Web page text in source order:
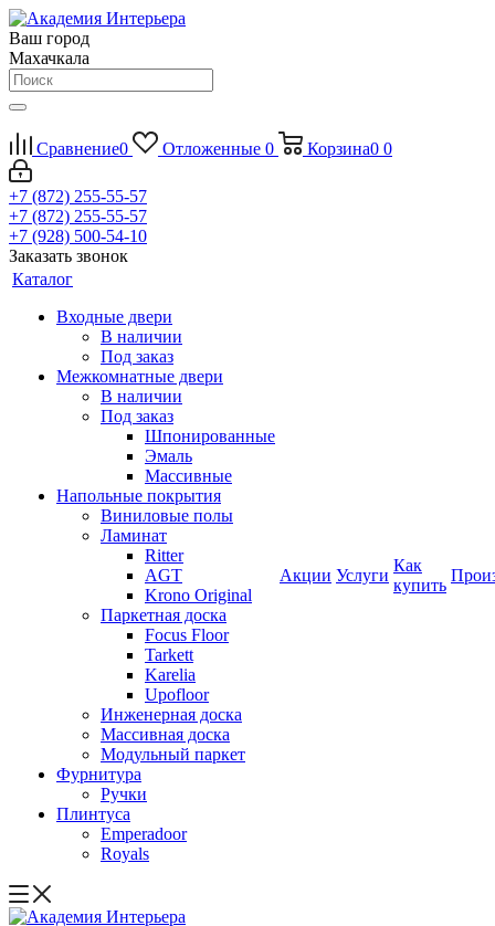
Ваш город
Махачкала
Сравнение0 Отложенные 0 Корзина0 0
+7 (872) 255-55-57
+7 (872) 255-55-57
+7 (928) 500-54-10
Заказать звонок
Каталог
Входные двери
В наличии
Под заказ
Межкомнатные двери
В наличии
Под заказ
Шпонированные
Эмаль
Массивные
Напольные покрытия
Виниловые полы
Ламинат
Ritter
AGT
Krono Original
Паркетная доска
Focus Floor
Tarkett
Karelia
Upofloor
Инженерная доска
Массивная доска
Модульный паркет
Фурнитура
Ручки
Плинтуса
Emperadoor
Royals
Акции Услуги
Как
купить